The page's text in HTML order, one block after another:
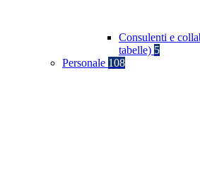
Consulenti e
tabelle) 5
Personale 108